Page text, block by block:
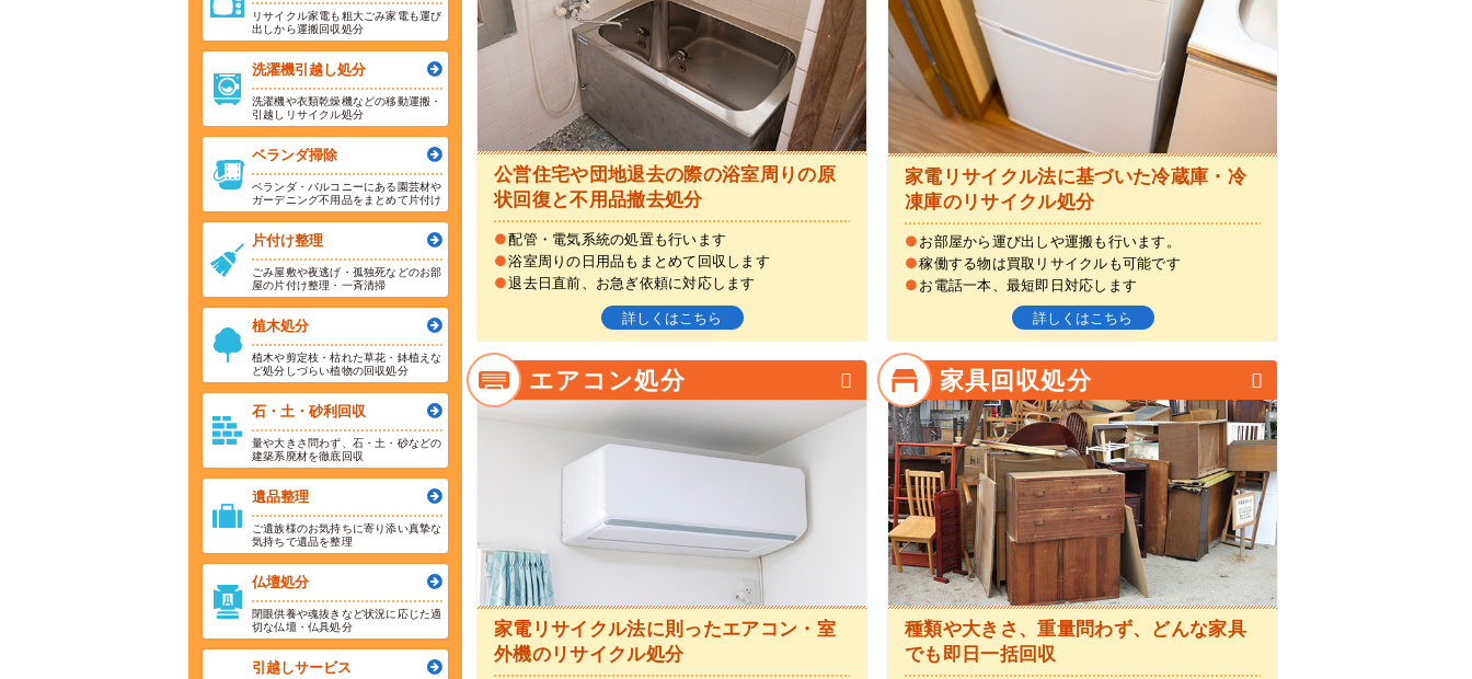
公営住宅や団地退去の際の浴室周りの原
状回復と不用品撤去処分
●配管・電気系統の処置も行います
●浴室周りの日用品もまとめて回収します
●退去日直前、お急ぎ依頼に対応します
詳しくはこちら
家電リサイクル法に基づいた冷蔵庫・冷
凍庫のリサイクル処分
●お部屋から運び出しや運搬も行います。
●稼働する物は買取リサイクルも可能です
●お電話一本、最短即日対応します
詳しくはこちら
エアコン処分
家電リサイクル法に則ったエアコン・室
外機のリサイクル処分
家具回収処分
種類や大きさ、重量問わず、どんな家具
でも即日一括回収
リサイクル家電も粗大ごみ家電も運び
出しから運搬回収処分
洗濯機引越し処分
洗濯機や衣類乾燥機などの移動運搬・
引越しリサイクル処分
ベランダ掃除
ベランダ・バルコニーにある園芸材や
ガーデニング不用品をまとめて片付け
片付け整理
ごみ屋敷や夜逃げ・孤独死などのお部
屋の片付け整理・一斉清掃
植木処分
植木や剪定枝・枯れた草花・鉢植えな
ど処分しづらい植物の回収処分
石・土・砂利回収
量や大きさ問わず、石・土・砂などの
建築系廃材を徹底回収
遺品整理
ご遺族様のお気持ちに寄り添い真摯な
気持ちで遺品を整理
仏壇処分
閉眼供養や魂抜きなど状況に応じた適
切な仏壇・仏具処分
引越しサービス